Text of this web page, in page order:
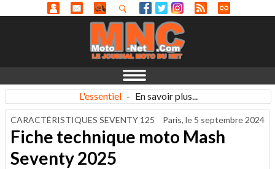
L'essentiel - En savoir plus...
CARACTÉRISTIQUES SEVENTY 125 Paris, le 5 septembre 2024
Fiche technique moto Mash
Seventy 2025